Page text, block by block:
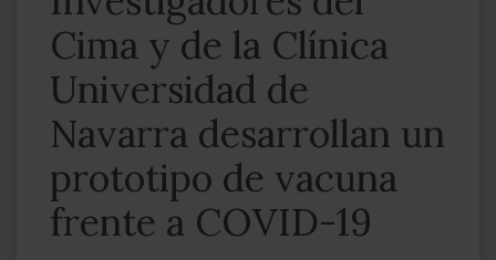
Cima y de la Clínica
Universidad de
Navarra desarrollan un
prototipo de vacuna
frente a COVID-19